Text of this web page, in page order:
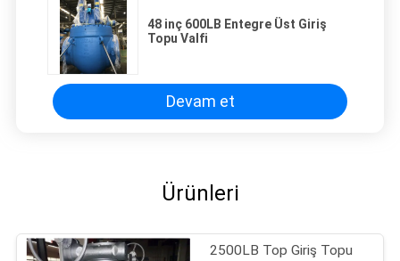
48 inç 600LB Entegre Üst Giriş
Topu Valfi
Devam et
Ürünleri
2500LB Top Giriş Topu